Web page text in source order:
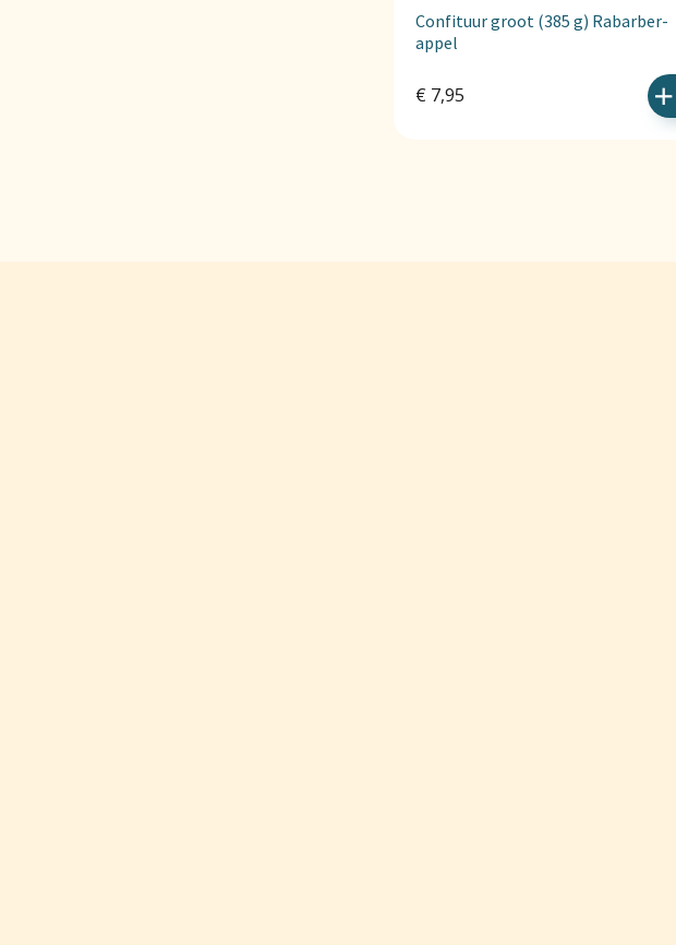
Confituur groot (385 g) Rabarber-
appel
€ 7,95